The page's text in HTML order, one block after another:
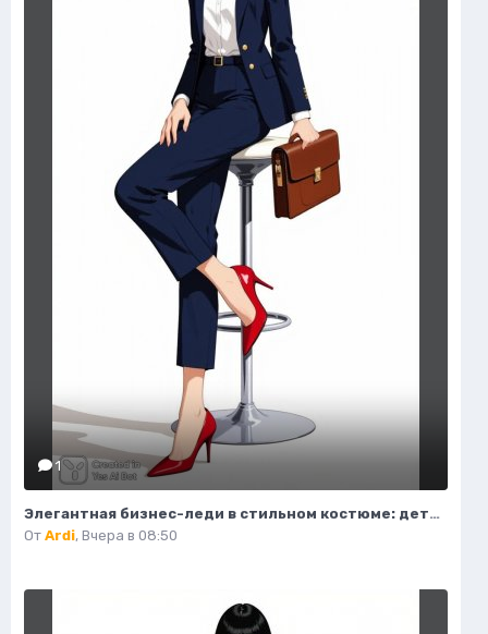
1
Элегантная бизнес-леди в стильном костюме: детальная иллюстрация моды и роскоши. Изображение из нейронной сети Flux
От Ardi, Вчера в 08:50